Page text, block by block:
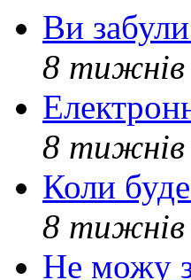
Ви
8 тижнів
8 тижнів
Коли
8 тижнів
Не можу